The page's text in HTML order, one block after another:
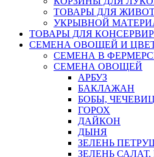
ТОВАРЫ ДЛЯ
УКРЫВНОЙ
ТОВАРЫ ДЛЯ
СЕМЕНА ОВОЩЕЙ И
СЕМЕНА В
СЕМЕНА ОВОЩЕЙ
АРБУЗ
БАКЛАЖАН
БОБЫ,
ГОРОХ
ДАЙКОН
ДЫНЯ
ЗЕЛЕНЬ
ЗЕЛЕНЬ